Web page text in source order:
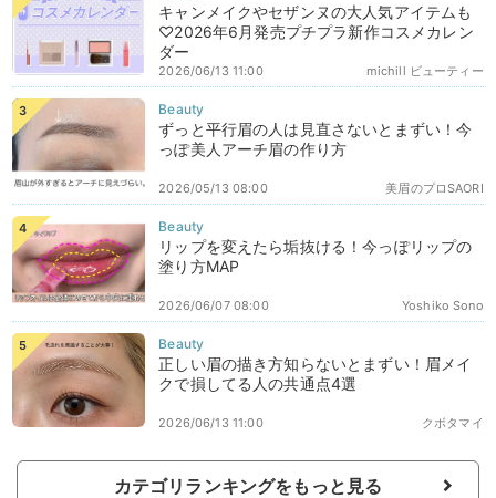
キャンメイクやセザンヌの大人気アイテムも
♡2026年6月発売プチプラ新作コスメカレン
ダー
michill ビューティー
2026/06/13 11:00
ずっと平行眉の人は見直さないとまずい！今
っぽ美人アーチ眉の作り方
美眉のプロSAORI
2026/05/13 08:00
リップを変えたら垢抜ける！今っぽリップの
塗り方MAP
Yoshiko Sono
2026/06/07 08:00
正しい眉の描き方知らないとまずい！眉メイ
クで損してる人の共通点4選
クボタマイ
2026/06/13 11:00
カテゴリランキングをもっと見る